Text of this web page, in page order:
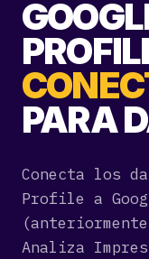
PARA
Conecta los
Profile a
Analiza